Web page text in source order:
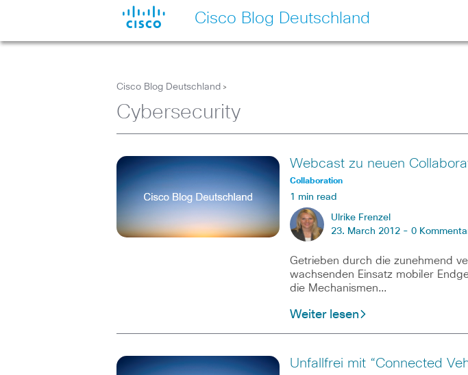
Cisco Blog Deutschland
Cisco Blog Deutschland >
Cybersecurity
Webcast zu neuen
Collaboration
1 min read
Ulrike Frenzel
23. March 2012 - 0
Getrieben durch die zunehmend
wachsenden Einsatz mobiler
die Mechanismen…
Weiter lesen
Unfallfrei mit “Connected